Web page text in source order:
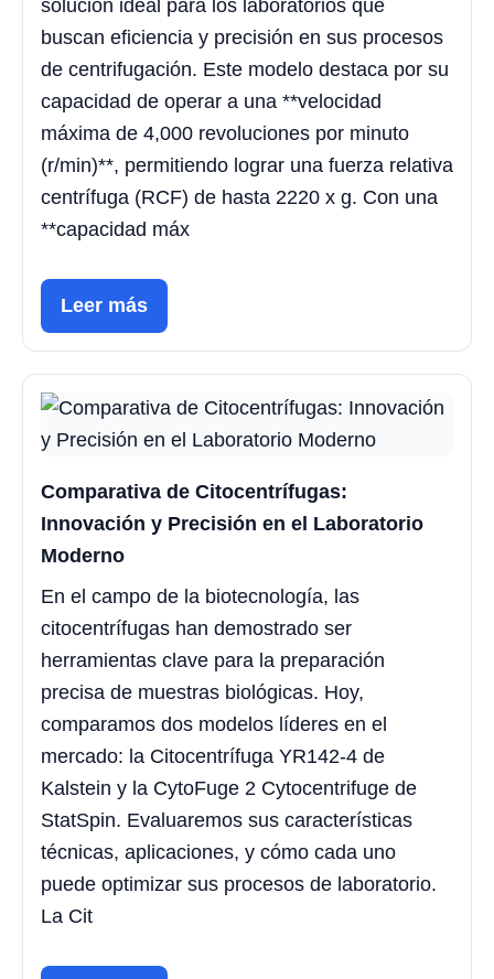
solución ideal para los laboratorios que
buscan eficiencia y precisión en sus procesos
de centrifugación. Este modelo destaca por su
capacidad de operar a una **velocidad
máxima de 4,000 revoluciones por minuto
(r/min)**, permitiendo lograr una fuerza relativa
centrífuga (RCF) de hasta 2220 x g. Con una
**capacidad máx
Leer más
Comparativa de Citocentrífugas:
Innovación y Precisión en el Laboratorio
Moderno
En el campo de la biotecnología, las
citocentrífugas han demostrado ser
herramientas clave para la preparación
precisa de muestras biológicas. Hoy,
comparamos dos modelos líderes en el
mercado: la Citocentrífuga YR142-4 de
Kalstein y la CytoFuge 2 Cytocentrifuge de
StatSpin. Evaluaremos sus características
técnicas, aplicaciones, y cómo cada uno
puede optimizar sus procesos de laboratorio.
La Cit